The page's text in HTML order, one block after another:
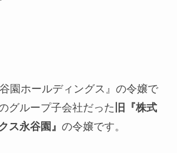
園ホールディングス』の令嬢で
グループ子会社だった 旧『株式
ス永谷園』 の令嬢です。